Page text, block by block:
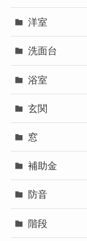
洋室
洗面台
浴室
玄関
窓
補助金
防音
階段